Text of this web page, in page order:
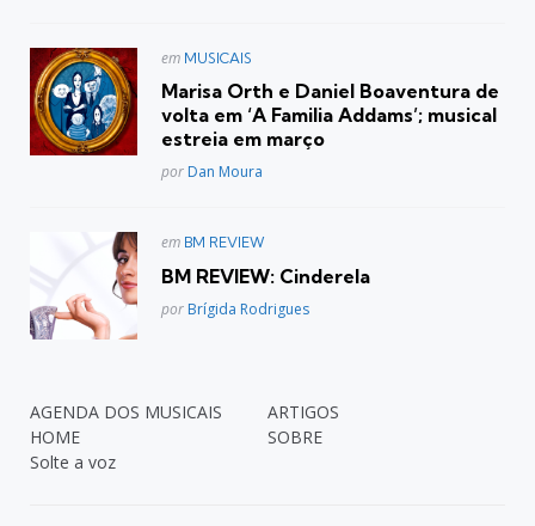
Postado
em MUSICAIS
Marisa Orth e Daniel Boaventura de
volta em ‘A Familia Addams’; musical
estreia em março
Posted
por Dan Moura
Postado
em BM REVIEW
BM REVIEW: Cinderela
Posted
por Brígida Rodrigues
AGENDA DOS MUSICAIS
ARTIGOS
HOME
SOBRE
Solte a voz